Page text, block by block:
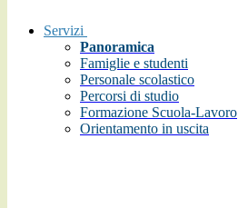
Servizi
Panoramica
Famiglie e studenti
Personale scolastico
Percorsi di studio
Formazione Scuola-Lavoro
Orientamento in uscita